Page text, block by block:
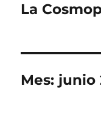
La
Mes: junio